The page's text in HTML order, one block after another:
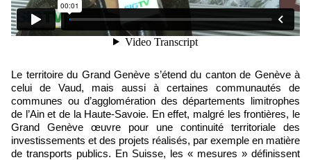
Le territoire du Grand Genève s’étend du canton de Genève à
celui de Vaud, mais aussi à certaines communautés de
communes ou d’agglomération des départements limitrophes
de l’Ain et de la Haute-Savoie. En effet, malgré les frontières, le
Grand Genève œuvre pour une continuité territoriale des
investissements et des projets réalisés, par exemple en matière
de transports publics. En Suisse, les « mesures » définissent